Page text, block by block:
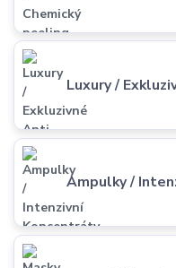
Luxury /
Ampulky /